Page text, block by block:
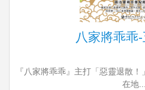
八家將乖乖
『八家將乖乖』主打「惡靈退散
在地...